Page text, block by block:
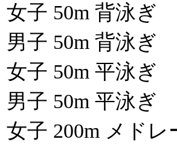
女子 50m 背泳ぎ
男子 50m 背泳ぎ
女子 50m 平泳ぎ
男子 50m 平泳ぎ
女子 200m メドレ